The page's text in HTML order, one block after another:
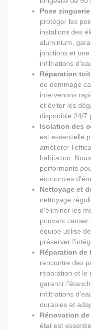
Pose zinguerie
protéger les
installons des
aluminium,
jonctions et
infiltrations
Réparation
de dommage
intervenons
et éviter les
disponible 24/7
Isolation des
est essentielle
améliorer
habitation.
performants
économies
Nettoyage et
nettoyage
d'éliminer les
pouvant
équipe utilise
préserver
Réparation de
rencontre des
réparation et le
garantir
infiltrations
durables et
Rénovation
état est